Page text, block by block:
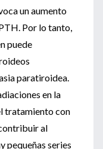
un aumento
Por lo tanto,
puede
paratiroidea.
en la
tratamiento con
al
pequeñas series